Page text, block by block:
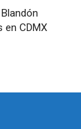
en CDMX